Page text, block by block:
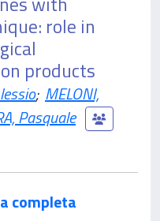
role in
products
; MELONI,
Pasquale
completa